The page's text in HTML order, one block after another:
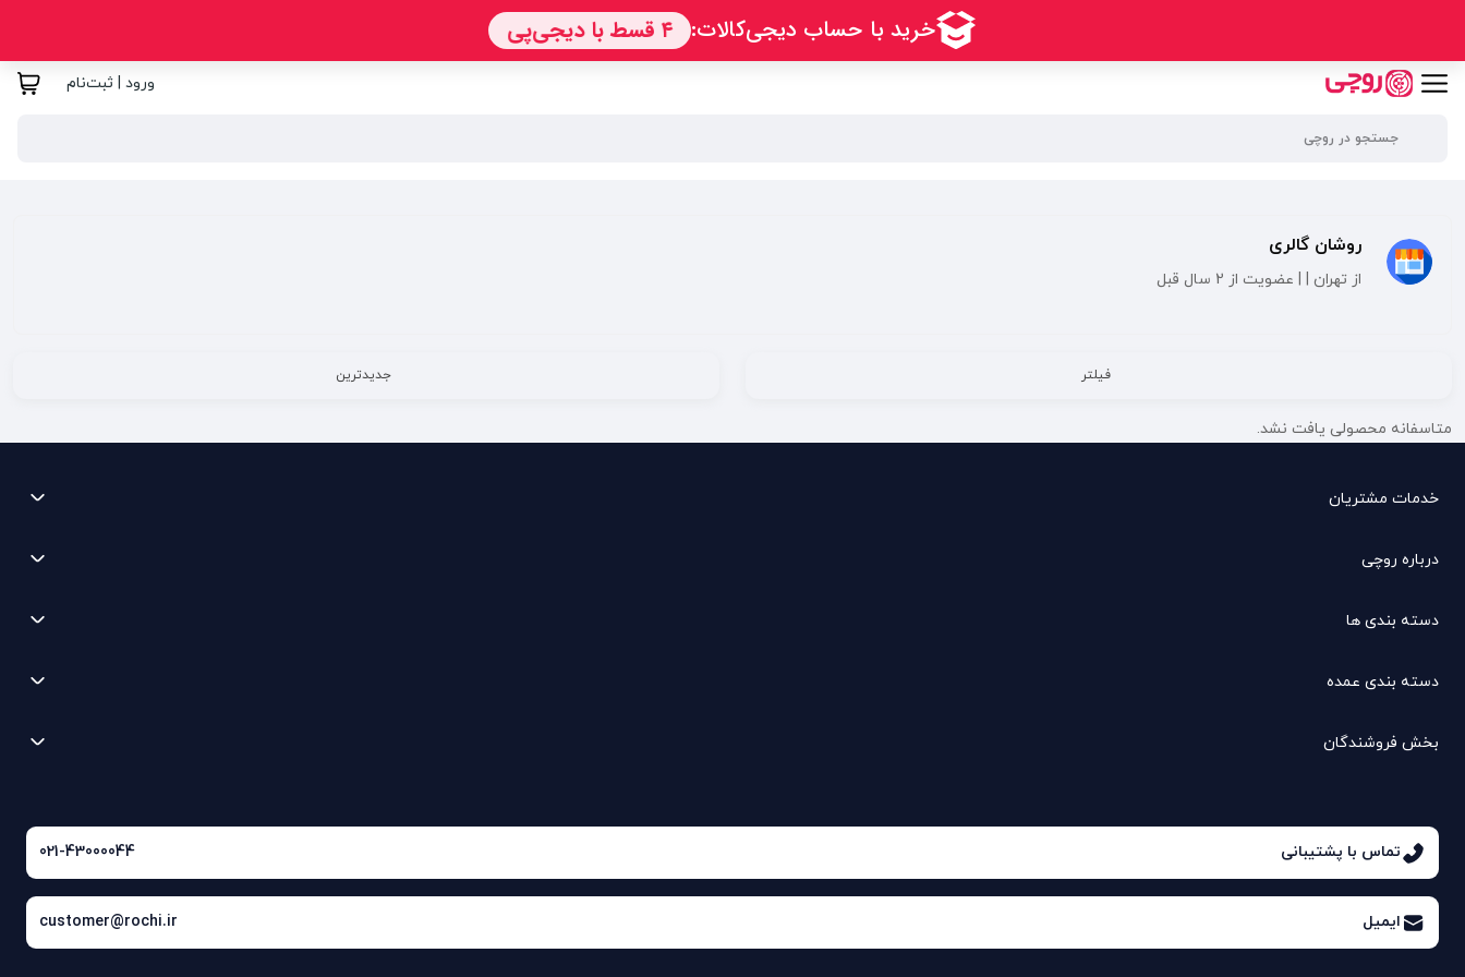
ورود | ثبت‌نام
روشان گالری
از تهران | | عضویت از 2 سال قبل
فیلتر جدیدترین
متاسفانه محصولی یافت نشد.
خدمات مشتریان
درباره روچی
دسته بندی ها
دسته بندی عمده
بخش فروشندگان
تماس با پشتیبانی 021-43000044
ایمیل customer@rochi.ir